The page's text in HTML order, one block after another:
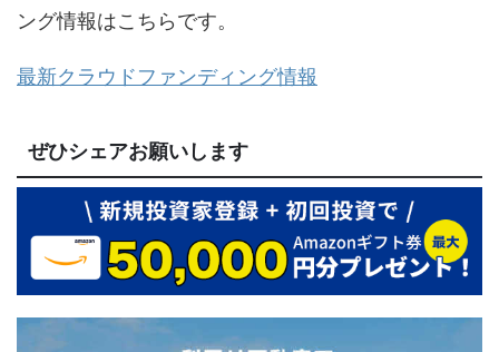
ング情報はこちらです。
最新クラウドファンディング情報
ぜひシェアお願いします